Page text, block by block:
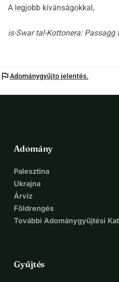
A legjobb kívánságokkal,
is-Swar tal-Kottonera: Passaġġ
flagAdománygyűjto jelentés.
Adomány
Palesztina
Ukrajna
Árvíz
Földrengés
További Adománygyűjtési
Gyűjtés